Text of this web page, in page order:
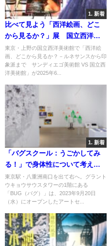
1. 新着
比べて見よう「西洋絵画、どこ
から見るか？」展 国立西洋美
術館で
東京・上野の国立西洋美術館で「西洋絵
画、どこから見るか？－ルネサンスから印
象派まで サンディエゴ美術館 VS 国立西
洋美術館」が2025年6...
1. 新着
「バグスクール：うごかしてみ
る！」で身体性について考え
る。2023年9月にグランドオープ
ンしたBUGで開催
東京駅・八重洲南口を出て右へ。グラント
ウキョウサウスタワーの1階にある
「BUG（バグ）」は、2023年9月20日
（水）にオープンしたアートセ...